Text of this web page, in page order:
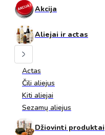
Akcija
Aliejai ir actas
Actas
Čili aliejus
Kiti aliejai
Sezamų aliejus
Džiovinti produktai